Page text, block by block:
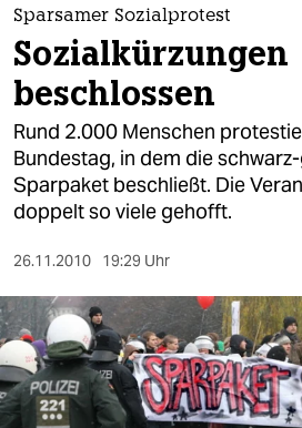
themen
politik
öko
gesellschaft
kultur
sport
berlin
nord
wahrheit
Sparsamer Sozialprotest
Sozialkürzungen
beschlossen
Rund 2.000 Menschen
Bundestag, in dem die
Sparpaket beschließt. Die
doppelt so viele gehofft.
26.11.2010 19:29 Uhr